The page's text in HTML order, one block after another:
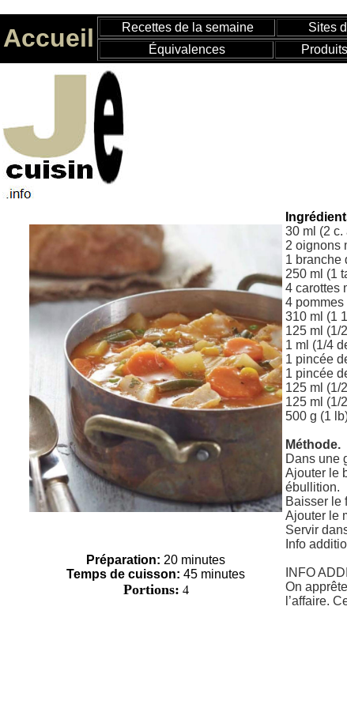
Accueil Recettes de la semaine Sites
Équivalences
Préparation: 20 minutes
Temps de cuisson: 45 minutes
Portions: 4
30 ml (2 c.
2 oignons
1 branche
250 ml (1
4 carottes
4
310 ml (1
125 ml (1/
1 ml (1/4
1 pincée
1 pincée
125 ml (1/
125 ml (1/
500 g (1
Méthode.
Dans une
Ajouter le
ébullition.
Baisser le
Ajouter le
Servir
Info
INFO
On
l’affaire.